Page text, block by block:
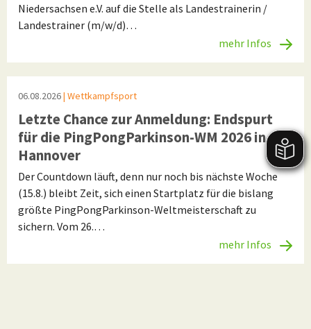
Niedersachsen e.V. auf die Stelle als Landestrainerin /
Landestrainer (m/w/d)…
mehr Infos
06.08.2026| Wettkampfsport
Letzte Chance zur Anmeldung: Endspurt
für die PingPongParkinson-WM 2026 in
Hannover
Der Countdown läuft, denn nur noch bis nächste Woche
(15.8.) bleibt Zeit, sich einen Startplatz für die bislang
größte PingPongParkinson-Weltmeisterschaft zu
sichern. Vom 26.…
mehr Infos